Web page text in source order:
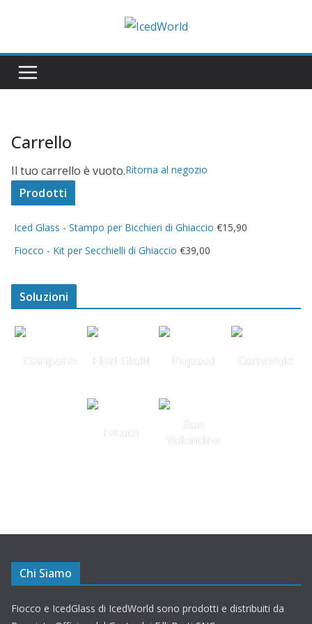
Carrello
Il tuo carrello è vuoto.Ritorna al negozio
Prodotti
Iced Glass - Stampo per Bicchieri di Ghiaccio €15,90
Fiocco - Kit per Secchielli di Ghiaccio €39,00
Soluzioni
Campane Fiori Gialli Pupazzi Carnevale
Estate
San
Valentino
Chi Siamo
Fiocco e IcedGlass di IcedWorld sono prodotti e distribuiti da